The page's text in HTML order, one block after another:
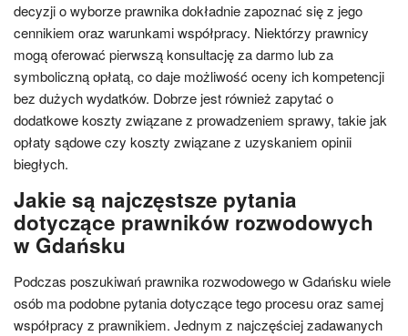
decyzji o wyborze prawnika dokładnie zapoznać się z jego
cennikiem oraz warunkami współpracy. Niektórzy prawnicy
mogą oferować pierwszą konsultację za darmo lub za
symboliczną opłatą, co daje możliwość oceny ich kompetencji
bez dużych wydatków. Dobrze jest również zapytać o
dodatkowe koszty związane z prowadzeniem sprawy, takie jak
opłaty sądowe czy koszty związane z uzyskaniem opinii
biegłych.
Jakie są najczęstsze pytania
dotyczące prawników rozwodowych
w Gdańsku
Podczas poszukiwań prawnika rozwodowego w Gdańsku wiele
osób ma podobne pytania dotyczące tego procesu oraz samej
współpracy z prawnikiem. Jednym z najczęściej zadawanych